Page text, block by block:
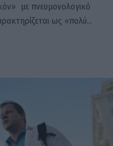
με πνευμονολογικό
ως «πολύ…